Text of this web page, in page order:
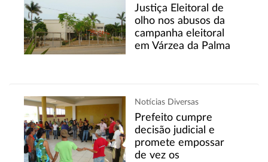
Justiça Eleitoral de
olho nos abusos da
campanha eleitoral
em Várzea da Palma
Notícias Diversas
Prefeito cumpre
decisão judicial e
promete empossar
de vez os